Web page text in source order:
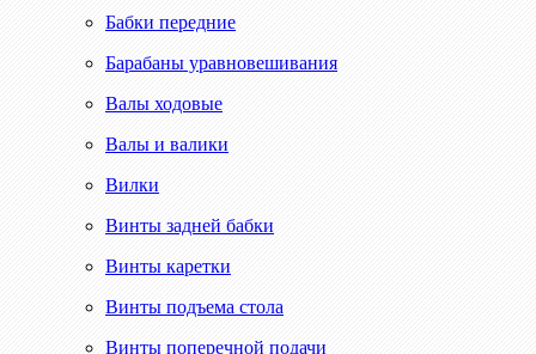
Бабки передние
Барабаны уравновешивания
Валы ходовые
Валы и валики
Вилки
Винты задней бабки
Винты каретки
Винты подъема стола
Винты поперечной подачи